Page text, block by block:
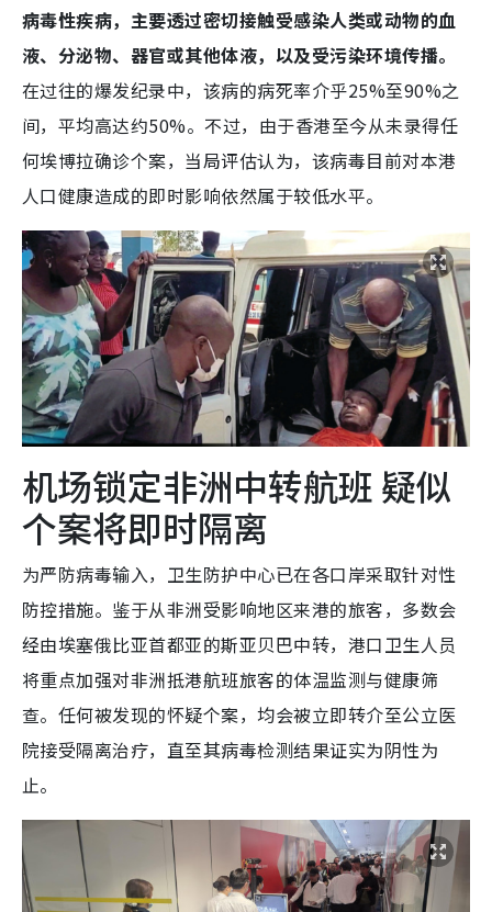
病毒性疾病，主要透过密切接触受感染人类或动物的血
液、分泌物、器官或其他体液，以及受污染环境传播。
在过往的爆发纪录中，该病的病死率介乎25%至90%之
间，平均高达约50%。不过，由于香港至今从未录得任
何埃博拉确诊个案，当局评估认为，该病毒目前对本港
人口健康造成的即时影响依然属于较低水平。
机场锁定非洲中转航班 疑似
个案将即时隔离
为严防病毒输入，卫生防护中心已在各口岸采取针对性
防控措施。鉴于从非洲受影响地区来港的旅客，多数会
经由埃塞俄比亚首都亚的斯亚贝巴中转，港口卫生人员
将重点加强对非洲抵港航班旅客的体温监测与健康筛
查。任何被发现的怀疑个案，均会被立即转介至公立医
院接受隔离治疗，直至其病毒检测结果证实为阴性为
止。